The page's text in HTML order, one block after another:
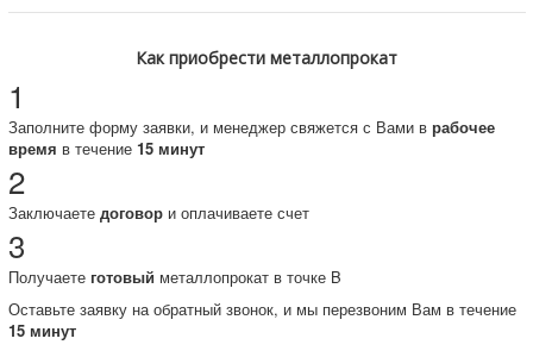
Как приобрести металлопрокат
1
Заполните форму заявки, и менеджер свяжется с Вами в рабочее
время в течение 15 минут
2
Заключаете договори оплачиваете счет
3
Получаете готовый металлопрокат в точке B
Оставьте заявку на обратный звонок, и мы перезвоним Вам в течение
15 минут